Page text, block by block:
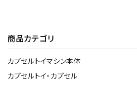
商品カテゴリ
カプセルトイマシン本体
カプセルトイ・カプセル